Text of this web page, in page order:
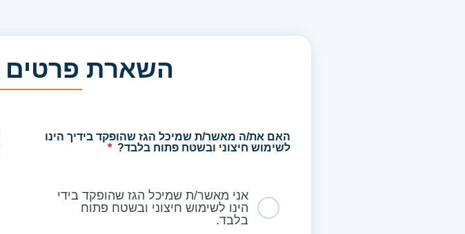
השארת פרטים
האם את/ה מאשר/ת שמיכל הגז שהופקד בידיך הינו
לשימוש חיצוני ובשטח פתוח בלבד?
אני מאשר/ת שמיכל הגז שהופקד בידי
הינו לשימוש חיצוני ובשטח פתוח
בלבד.